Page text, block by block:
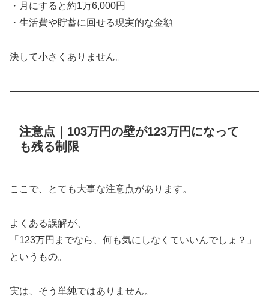
・月にすると約1万6,000円
・生活費や貯蓄に回せる現実的な金額
決して小さくありません。
――――――――――――――――――――――――――
注意点｜103万円の壁が123万円になって
も残る制限
ここで、とても大事な注意点があります。
よくある誤解が、
「123万円までなら、何も気にしなくていいんでしょ？」
というもの。
実は、そう単純ではありません。